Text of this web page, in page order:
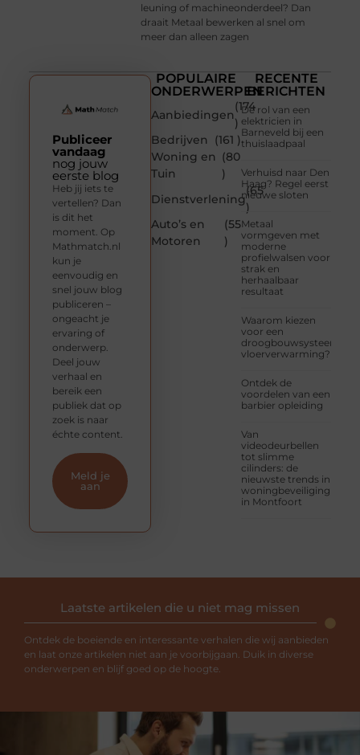
leuning of machineonderdeel? Dan
draait Metaal bewerken al snel om
meer dan alleen zagen
POPULAIRE
ONDERWERPEN
Aanbiedingen
(174
)
Bedrijven
(161 )
Woning en
Tuin
(80
)
Dienstverlening
(65
)
Auto’s en
Motoren
(55
)
RECENTE
BERICHTEN
De rol van een
elektricien in
Barneveld bij een
thuislaadpaal
Verhuisd naar Den
Haag? Regel eerst
nieuwe sloten
Metaal
vormgeven met
moderne
profielwalsen voor
strak en
herhaalbaar
resultaat
Waarom kiezen
voor een
droogbouwsysteem
vloerverwarming?
Ontdek de
voordelen van een
barbier opleiding
Van
videodeurbellen
tot slimme
cilinders: de
nieuwste trends in
woningbeveiliging
in Montfoort
Publiceer
vandaag
nog jouw
eerste blog
Heb jij iets te
vertellen? Dan
is dit het
moment. Op
Mathmatch.nl
kun je
eenvoudig en
snel jouw blog
publiceren –
ongeacht je
ervaring of
onderwerp.
Deel jouw
verhaal en
bereik een
publiek dat op
zoek is naar
échte content.
Meld je
aan
Laatste artikelen die u niet mag missen
Ontdek de boeiende en interessante verhalen die wij aanbieden
en laat onze artikelen niet aan je voorbijgaan. Duik in diverse
onderwerpen en blijf goed op de hoogte.